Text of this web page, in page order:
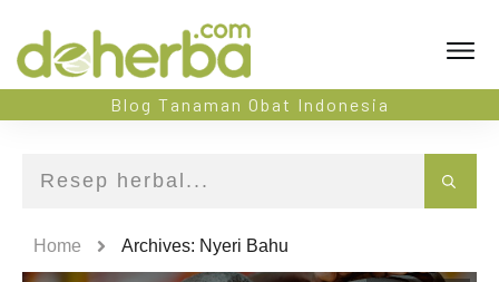
Blog Tanaman Obat Indonesia
Home Archives: Nyeri Bahu